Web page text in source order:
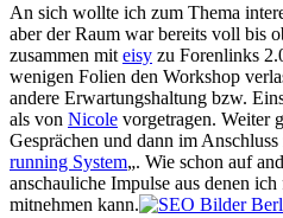
An sich wollte ich zum Thema
aber der Raum war bereits voll bis
zusammen mit eisy zu Forenlinks
wenigen Folien den Workshop
andere Erwartungshaltung bzw.
als von Nicole vorgetragen. Weiter
Gesprächen und dann im
running System„. Wie schon auf
anschauliche Impulse aus denen
mitnehmen kann.